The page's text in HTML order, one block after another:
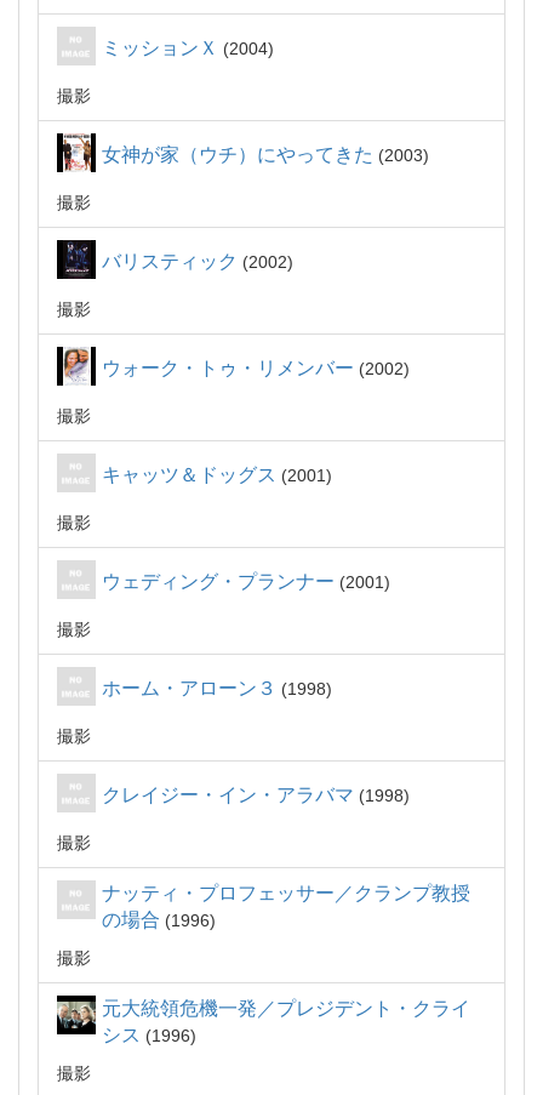
ミッションＸ 2004
撮影
女神が家（ウチ）にやってきた 2003
撮影
バリスティック 2002
撮影
ウォーク・トゥ・リメンバー 2002
撮影
キャッツ＆ドッグス 2001
撮影
ウェディング・プランナー 2001
撮影
ホーム・アローン３ 1998
撮影
クレイジー・イン・アラバマ 1998
撮影
ナッティ・プロフェッサー／クランプ教授
の場合
1996
撮影
元大統領危機一発／プレジデント・クライ
シス
1996
撮影